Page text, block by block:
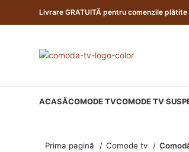
Livrare GRATUITĂ pentru comenzile
ACASĂCOMODE TVCOMODE TV
Prima pagină Comode tv